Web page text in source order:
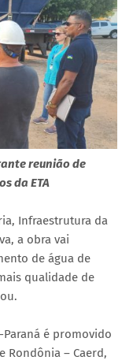
reunião de
da ETA
Infraestrutura da
a obra vai
de água de
qualidade de
é promovido
Rondônia – Caerd,